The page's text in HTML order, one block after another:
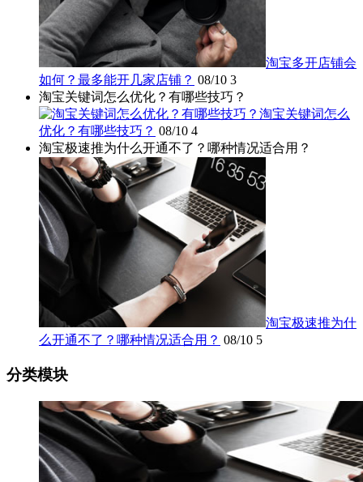
淘宝多开店铺会
如何？最多能开几家店铺？ 08/10 3
淘宝关键词怎么优化？有哪些技巧？
淘宝关键词怎么
优化？有哪些技巧？ 08/10 4
淘宝极速推为什么开通不了？哪种情况适合用？
淘宝极速推为什
么开通不了？哪种情况适合用？ 08/10 5
分类模块